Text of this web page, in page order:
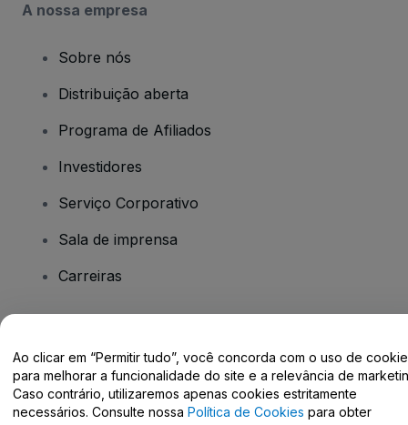
A nossa empresa
Sobre nós
Distribuição aberta
Programa de Afiliados
Investidores
Serviço Corporativo
Sala de imprensa
Carreiras
Centro de Ajuda / Fale Conosco
Ao clicar em “Permitir tudo”, você concorda com o uso de
para melhorar a funcionalidade do site e a relevância de
Caso contrário, utilizaremos apenas cookies estritamente
necessários. Consulte nossa Política de Cookies para obter